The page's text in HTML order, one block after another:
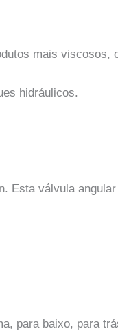
mais viscosos,
hidráulicos.
Esta válvula
para baixo, para